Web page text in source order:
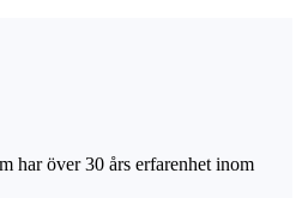
har över 30 års erfarenhet inom